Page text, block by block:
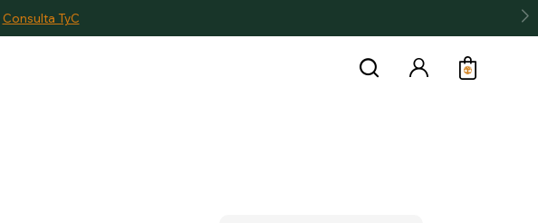
Consulta TyC